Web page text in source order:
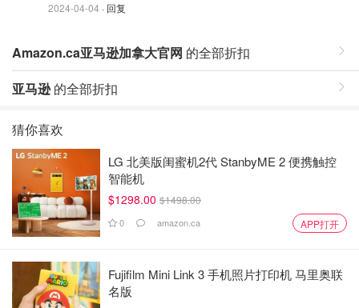
2024-04-04 · 回复
Amazon.ca亚马逊加拿大官网 的全部折扣
亚马逊的全部折扣
猜你喜欢
LG 北美版闺蜜机2代 StanbyME 2 便携触控
智能机
$1298.00 $1498.00
0 amazon.ca APP打开
Fujifilm Mini Link 3 手机照片打印机 马里奥联
名版